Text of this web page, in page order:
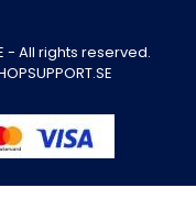
- All rights reserved.